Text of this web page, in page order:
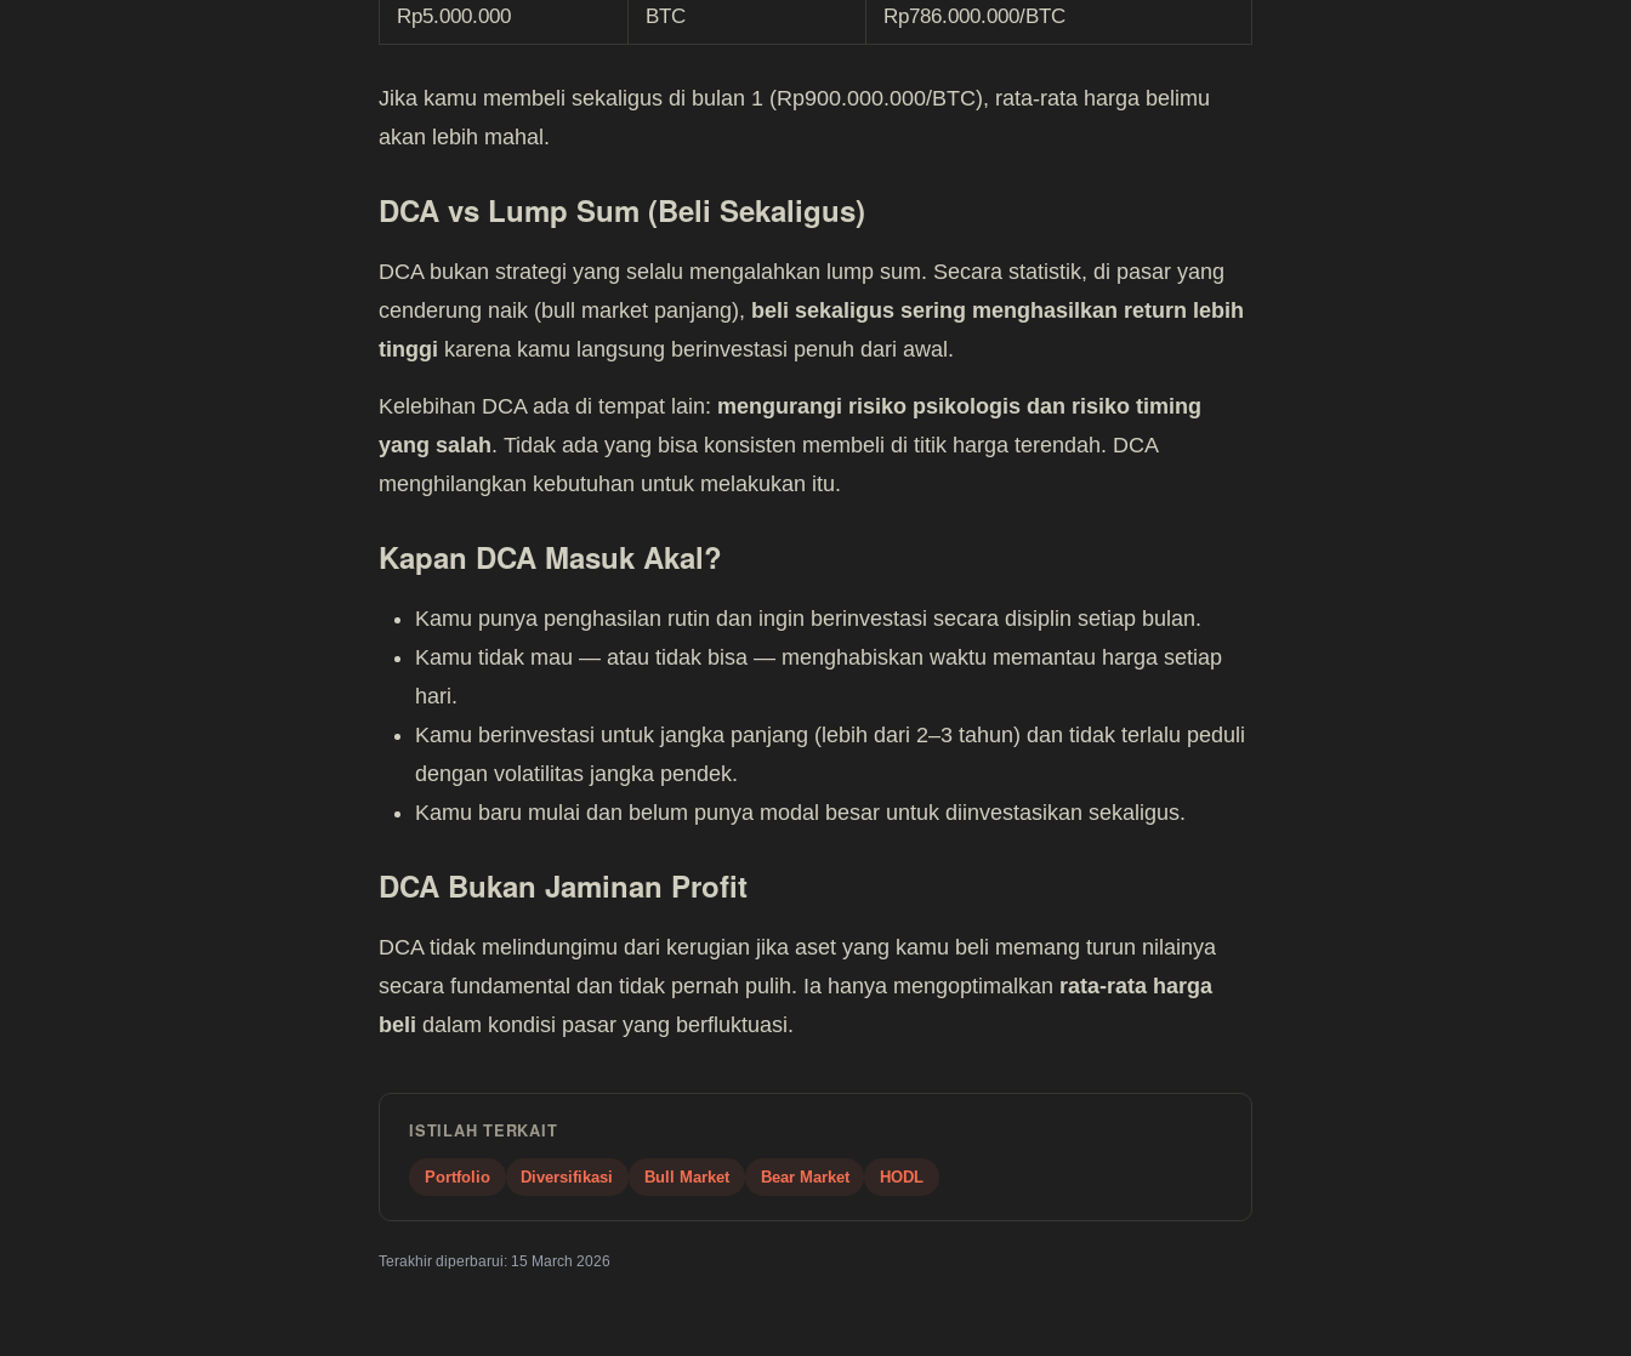
Rp5.000.000
BTC
Rp786.000.000/BTC
Jika kamu membeli sekaligus di bulan 1 (Rp900.000.000/BTC), rata-rata harga belimu
akan lebih mahal.
DCA vs Lump Sum (Beli Sekaligus)
DCA bukan strategi yang selalu mengalahkan lump sum. Secara statistik, di pasar yang
cenderung naik (bull market panjang), beli sekaligus sering menghasilkan return lebih
tinggi karena kamu langsung berinvestasi penuh dari awal.
Kelebihan DCA ada di tempat lain: mengurangi risiko psikologis dan risiko timing
yang salah. Tidak ada yang bisa konsisten membeli di titik harga terendah. DCA
menghilangkan kebutuhan untuk melakukan itu.
Kapan DCA Masuk Akal?
Kamu punya penghasilan rutin dan ingin berinvestasi secara disiplin setiap bulan.
Kamu tidak mau — atau tidak bisa — menghabiskan waktu memantau harga setiap
hari.
Kamu berinvestasi untuk jangka panjang (lebih dari 2–3 tahun) dan tidak terlalu peduli
dengan volatilitas jangka pendek.
Kamu baru mulai dan belum punya modal besar untuk diinvestasikan sekaligus.
DCA Bukan Jaminan Profit
DCA tidak melindungimu dari kerugian jika aset yang kamu beli memang turun nilainya
secara fundamental dan tidak pernah pulih. Ia hanya mengoptimalkan rata-rata harga
beli dalam kondisi pasar yang berfluktuasi.
ISTILAH TERKAIT
Portfolio Diversifikasi Bull Market Bear Market HODL
Terakhir diperbarui: 15 March 2026